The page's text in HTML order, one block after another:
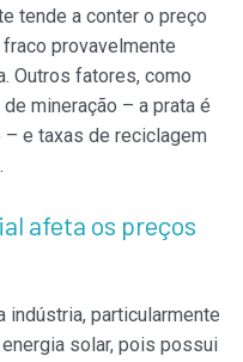
tende a conter o preço
provavelmente
Outros fatores, como
mineração – a prata é
– e taxas de reciclagem
afeta os preços
indústria, particularmente
solar, pois possui